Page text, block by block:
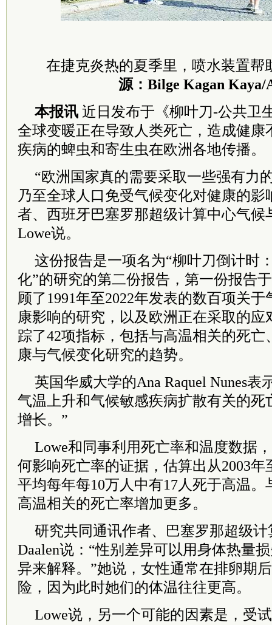
在捷克炎热的夏季里，喷水装置帮
源：Bilge Kagan Kaya/
本报讯 近日发布于《柳叶刀-公共卫
全球变暖正在导致人类死亡，造成健康
疾病的蜱虫和寄生虫在欧洲各地传播。
“欧洲国家真的需要采取一些强有力
乃至全球人口免受气候变化对健康的影
者、西班牙巴塞罗那超级计算中心气候
Lowe说。
这份报告是一项名为“柳叶刀倒计时
化”的研究的第二份报告，第一份报告
顾了1991年至2022年发表的数百项关
康影响的研究，以及欧洲正在采取的应
踪了42项指标，包括与高温相关的死亡
康与气候变化研究的趋势。
英国华威大学的Ana Raquel Nunes表
气温上升和气候敏感疾病扩散有关的死
增长。”
Lowe和同事利用死亡率和温度数据
何影响死亡率的证据，估算出从2003年
平均每年每10万人中有17人死于高温
高温相关的死亡率增加更多。
研究共同通讯作者、巴塞罗那超级计
Daalen说：“性别差异可以用身体热量
异来解释。”她说，女性通常在排卵期
险，因为此时她们的体温往往更高。
Lowe说，另一个可能的因素是，受